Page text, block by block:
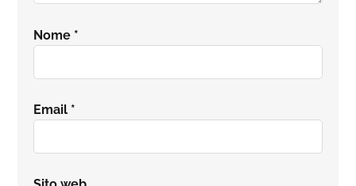
Nome *
Email *